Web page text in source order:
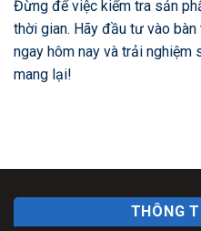
Đừng để việc kiểm tra sản
thời gian. Hãy đầu tư vào
ngay hôm nay và trải nghiệm
mang lại!
THÔNG